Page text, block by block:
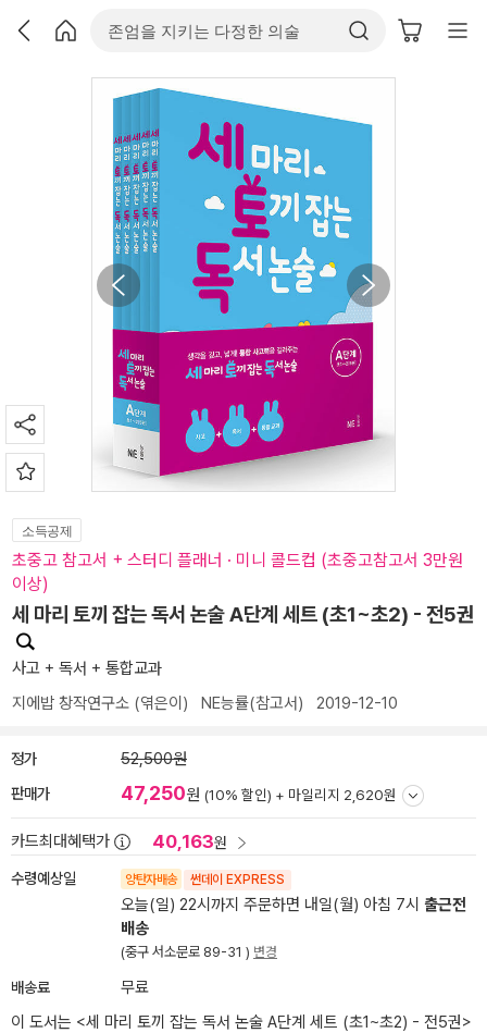
소득공제
초중고 참고서 + 스터디 플래너 · 미니 콜드컵 (초중고참고서 3만원
이상)
세 마리 토끼 잡는 독서 논술 A단계 세트 (초1~초2) - 전5권
사고 + 독서 + 통합교과
지에밥 창작연구소 (엮은이) NE능률(참고서) 2019-12-10
정가 52,500원
판매가 47,250원 (10% 할인) + 마일리지 2,620원
카드최대혜택가 40,163원
수령예상일 양탄자배송 썬데이 EXPRESS
오늘(일) 22시까지 주문하면 내일(월) 아침 7시 출근전
배송
(중구 서소문로 89-31 ) 변경
배송료
무료
이 도서는 <세 마리 토끼 잡는 독서 논술 A단계 세트 (초1~초2) - 전5권>